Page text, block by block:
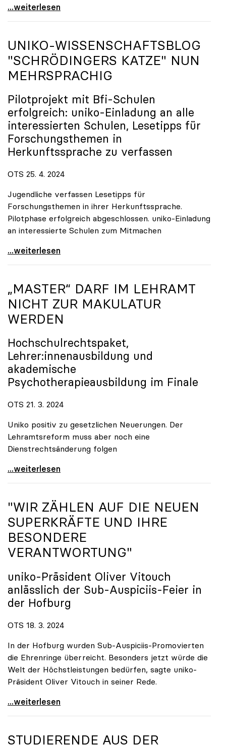
EU-Renaturierungsgesetz: uniko unterstützt Appell
...weiterlesen
UNIKO-WISSENSCHAFTSBLOG
"SCHRÖDINGERS KATZE" NUN
MEHRSPRACHIG
Pilotprojekt mit Bfi-Schulen
erfolgreich: uniko-Einladung an alle
interessierten Schulen, Lesetipps für
Forschungsthemen in
Herkunftssprache zu verfassen
OTS 25. 4. 2024
Jugendliche verfassen Lesetipps für
Forschungsthemen in ihrer Herkunftssprache.
Pilotphase erfolgreich abgeschlossen. uniko-Einladung
an interessierte Schulen zum Mitmachen
uniko-Wissenschaftsblog \"Schrödingers Katze\" nun
...weiterlesen
„MASTER“ DARF IM LEHRAMT
NICHT ZUR MAKULATUR
WERDEN
Hochschulrechtspaket,
Lehrer:innenausbildung und
akademische
Psychotherapieausbildung im Finale
OTS 21. 3. 2024
Uniko positiv zu gesetzlichen Neuerungen. Der
Lehramtsreform muss aber noch eine
Dienstrechtsänderung folgen
„Master“ darf im Lehramt nicht zur Makulatur
...weiterlesen
"WIR ZÄHLEN AUF DIE NEUEN
SUPERKRÄFTE UND IHRE
BESONDERE
VERANTWORTUNG"
uniko-Präsident Oliver Vitouch
anlässlich der Sub-Auspiciis-Feier in
der Hofburg
OTS 18. 3. 2024
In der Hofburg wurden Sub-Auspiciis-Promovierten
die Ehrenringe überreicht. Besonders jetzt würde die
Welt der Höchstleistungen bedürfen, sagte uniko-
Präsident Oliver Vitouch in seiner Rede.
\"Wir zählen auf die neuen Superkräfte und ihre
...weiterlesen
STUDIERENDE AUS DER